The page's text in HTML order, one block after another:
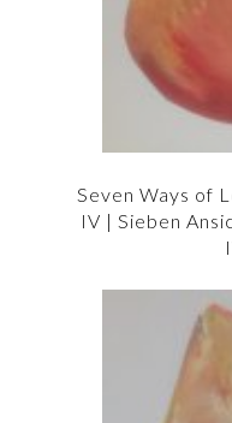
Seven Ways of
IV | Sieben